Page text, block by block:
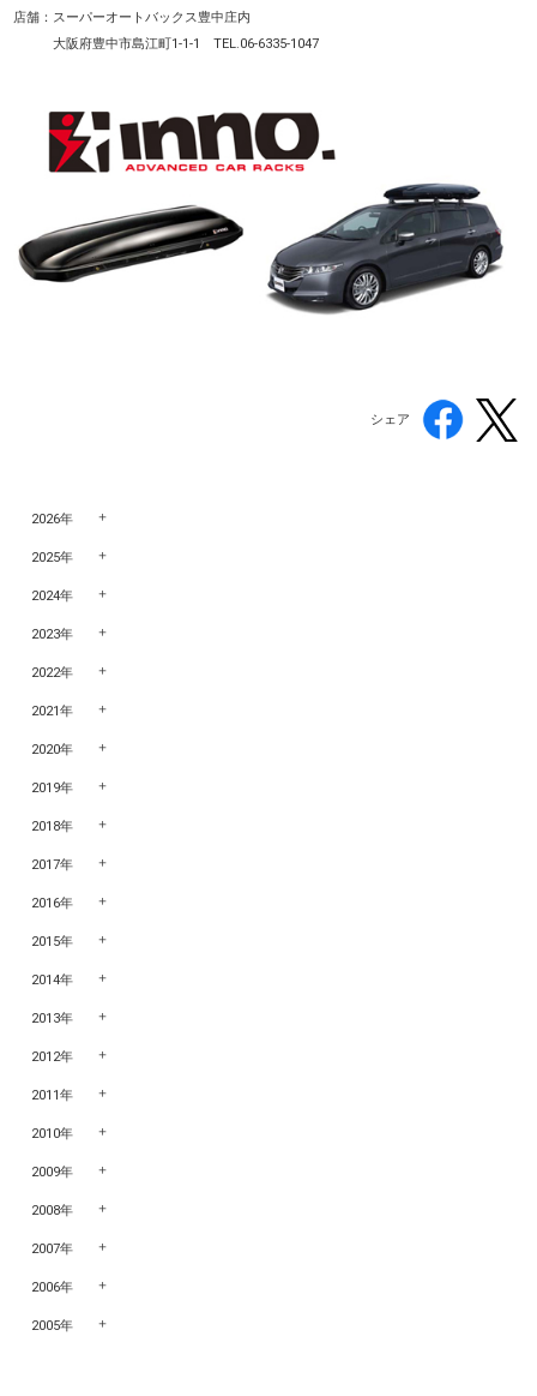
店舗：スーパーオートバックス豊中庄内
大阪府豊中市島江町1-1-1TEL.06-6335-1047
シェア
2026年
2025年
2024年
2023年
2022年
2021年
2020年
2019年
2018年
2017年
2016年
2015年
2014年
2013年
2012年
2011年
2010年
2009年
2008年
2007年
2006年
2005年